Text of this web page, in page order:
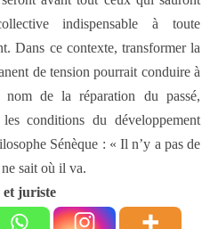
indispensable à toute
Dans ce contexte, transformer la
de tension pourrait conduire à
de la réparation du passé,
conditions du développement
Sénèque : « Il n’y a pas de
sait où il va.
et juriste